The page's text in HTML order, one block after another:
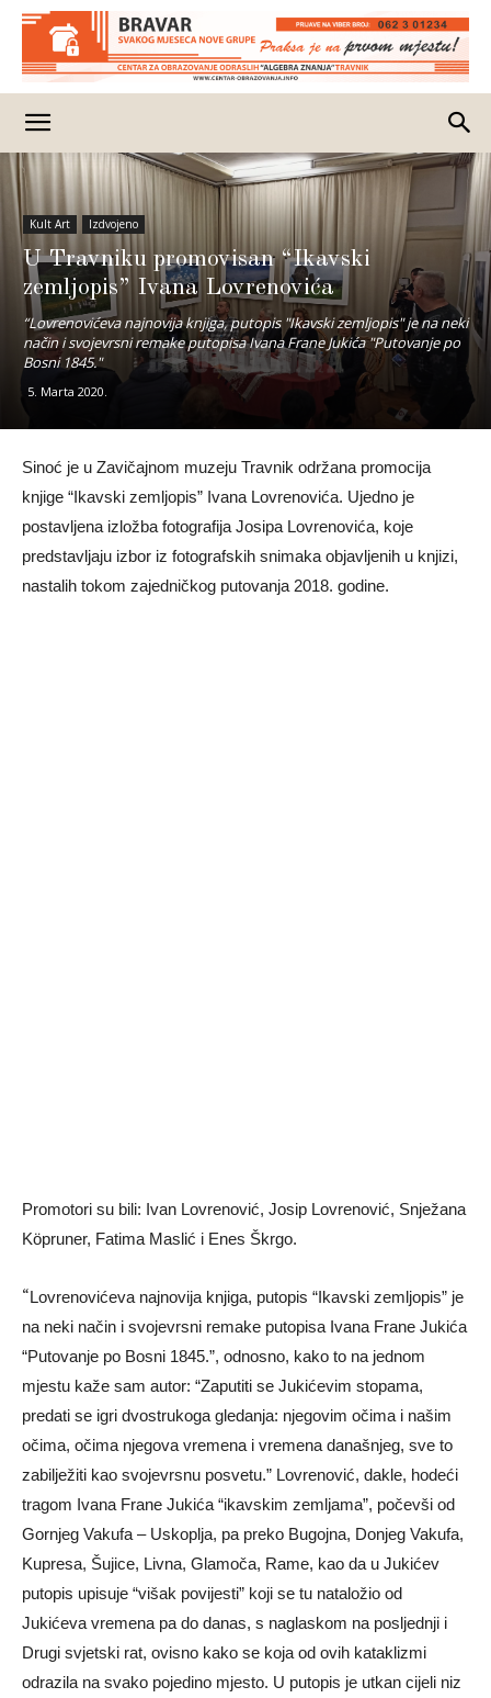
Kult Art Izdvojeno
U Travniku promovisan “Ikavski
zemljopis” Ivana Lovrenovića
“Lovrenovićeva najnovija knjiga, putopis "Ikavski zemljopis" je na neki
način i svojevrsni remake putopisa Ivana Frane Jukića "Putovanje po
Bosni 1845."
5. Marta 2020.
Sinoć je u Zavičajnom muzeju Travnik održana promocija
knjige “Ikavski zemljopis” Ivana Lovrenovića. Ujedno je
postavljena izložba fotografija Josipa Lovrenovića, koje
predstavljaju izbor iz fotografskih snimaka objavljenih u knjizi,
nastalih tokom zajedničkog putovanja 2018. godine.
Promotori su bili: Ivan Lovrenović, Josip Lovrenović, Snježana
Köpruner, Fatima Maslić i Enes Škrgo.
“Lovrenovićeva najnovija knjiga, putopis “Ikavski zemljopis” je
na neki način i svojevrsni remake putopisa Ivana Frane Jukića
“Putovanje po Bosni 1845.”, odnosno, kako to na jednom
mjestu kaže sam autor: “Zaputiti se Jukićevim stopama,
predati se igri dvostrukoga gledanja: njegovim očima i našim
očima, očima njegova vremena i vremena današnjeg, sve to
zabilježiti kao svojevrsnu posvetu.” Lovrenović, dakle, hodeći
tragom Ivana Frane Jukića “ikavskim zemljama”, počevši od
Gornjeg Vakufa – Uskoplja, pa preko Bugojna, Donjeg Vakufa,
Kupresa, Šujice, Livna, Glamoča, Rame, kao da u Jukićev
putopis upisuje “višak povijesti” koji se tu nataložio od
Jukićeva vremena pa do danas, s naglaskom na posljednji i
Drugi svjetski rat, ovisno kako se koja od ovih kataklizmi
odrazila na svako pojedino mjesto. U putopis je utkan cijeli niz